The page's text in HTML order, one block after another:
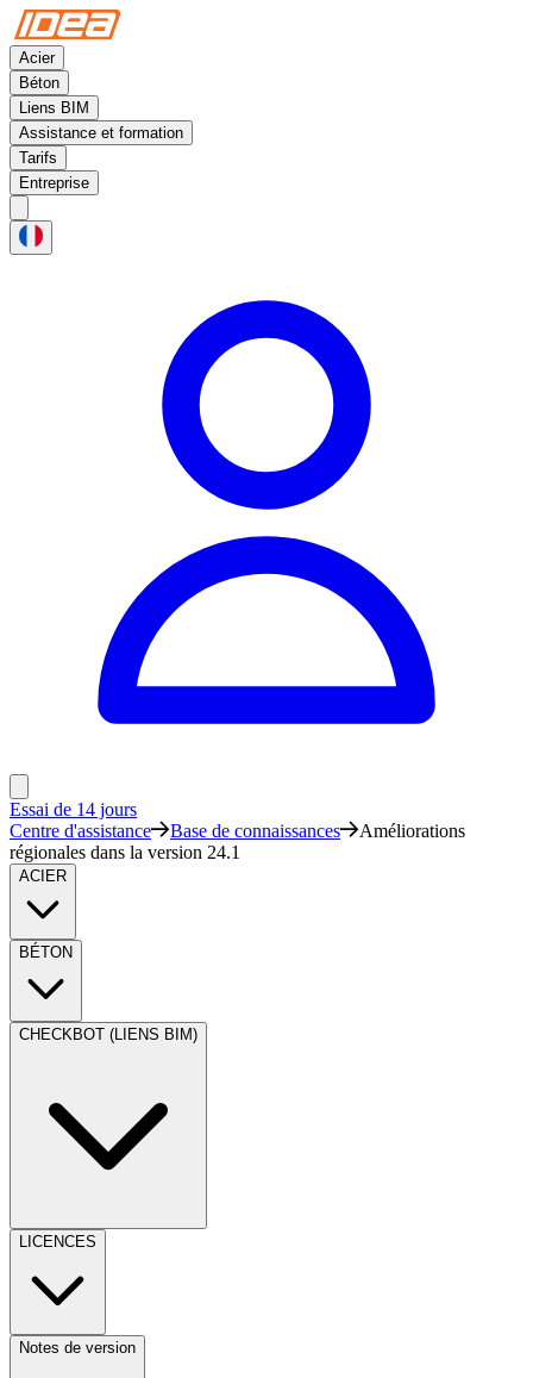
Acier
Béton
Liens BIM
Assistance et formation
Tarifs
Entreprise
Essai de 14 jours
Centre d'assistance
Base de connaissances
Améliorations
régionales dans la version 24.1
ACIER
BÉTON
CHECKBOT (LIENS BIM)
LICENCES
Notes de version